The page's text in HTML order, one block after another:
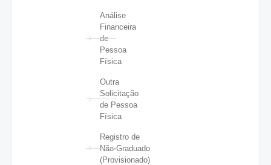
Análise
Financeira
de
Pessoa
Física
Outra
Solicitação
de Pessoa
Física
Registro de
Não-Graduado
(Provisionado)